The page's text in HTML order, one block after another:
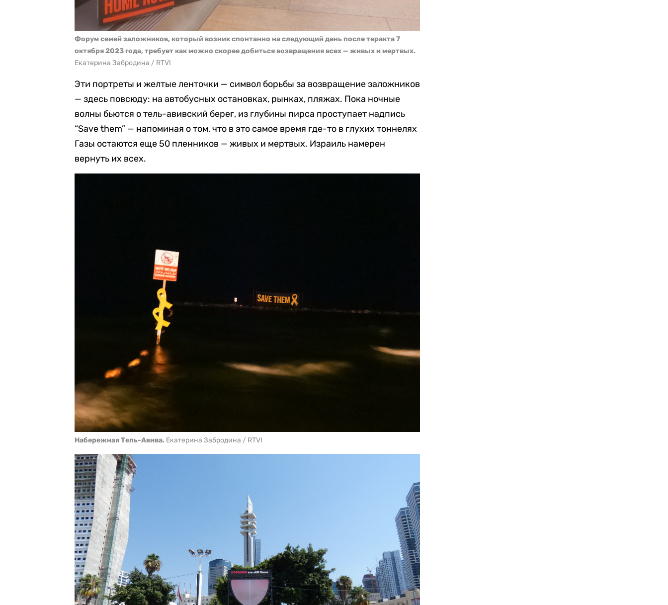
Форум семей заложников, который возник спонтанно на следующий день после теракта 7
октября 2023 года, требует как можно скорее добиться возвращения всех — живых и мертвых.
Екатерина Забродина / RTVI
Эти портреты и желтые ленточки — символ борьбы за возвращение заложников
— здесь повсюду: на автобусных остановках, рынках, пляжах. Пока ночные
волны бьются о тель-авивский берег, из глубины пирса проступает надпись
“Save them” — напоминая о том, что в это самое время где-то в глухих тоннелях
Газы остаются еще 50 пленников — живых и мертвых. Израиль намерен
вернуть их всех.
Набережная Тель-Авива. Екатерина Забродина / RTVI